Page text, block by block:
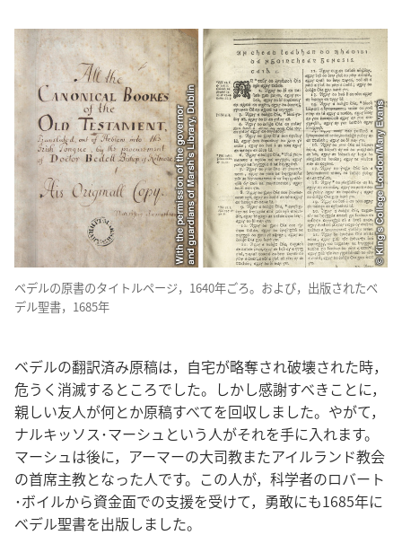
ベデル​の​原書​の​タイトルページ，1640​年​ごろ。および，出版​さ​れ​た​ベ
デル​聖書，1685​年
ベデル​の​翻訳​済み​原稿​は，自宅​が​略奪​され​破壊​さ​れ​た​時，
危うく​消滅​する​ところ​でし​た。しかし​感謝​す​べき​こと​に，
親しい​友人​が​何​と​か​原稿​すべて​を​回収​し​まし​た。やがて，
ナルキッソス​･​マーシュ​と​いう​人​が​それ​を​手​に​入れ​ます。
マーシュ​は​後​に，アーマー​の​大​司教​また​アイルランド​教会​
の​首席​主教​と​なっ​た​人​です。この​人​が，科学​者​の​ロバート​
･​ボイル​から​資金​面​で​の​支援​を​受け​て，勇敢​に​も​1685​年​に​
ベデル​聖書​を​出版​し​まし​た。